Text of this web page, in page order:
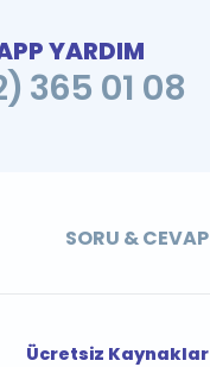
YARDIM
365 01 08
SORU & CEVAP
Ücretsiz Kaynaklar